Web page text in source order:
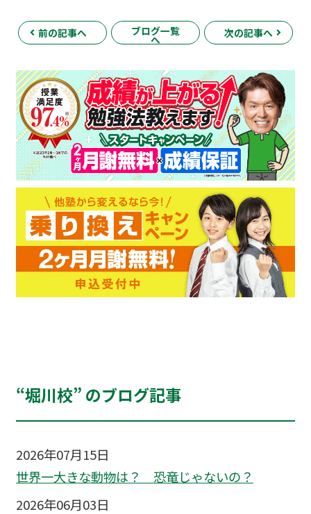
前の記事へ ブログ一覧
へ
次の記事へ
“堀川校” のブログ記事
2026年07月15日
世界一大きな動物は？ 恐竜じゃないの？
2026年06月03日